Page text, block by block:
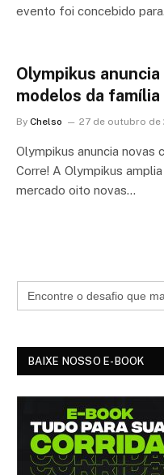
evento foi concebido
Olympikus
modelos da família
By Chelso 27 de outubro de
Olympikus anuncia novas
Corre! A Olympikus
mercado oito novas…
BAIXE NOSSO E-BOOK